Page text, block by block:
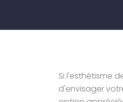
Si l'esthétisme
d'envisager